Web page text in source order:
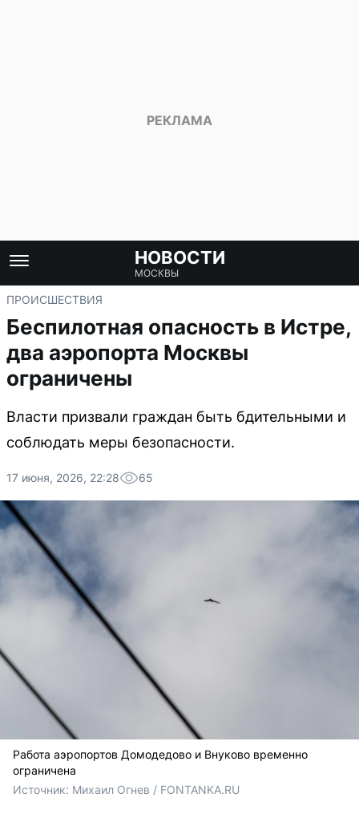
НОВОСТИ
МОСКВЫ
ПРОИСШЕСТВИЯ
Беспилотная опасность в Истре,
два аэропорта Москвы
ограничены
Власти призвали граждан быть бдительными и
соблюдать меры безопасности.
17 июня, 2026, 22:28 65
Работа аэропортов Домодедово и Внуково временно
ограничена
Источник: Михаил Огнев / FONTANKA.RU